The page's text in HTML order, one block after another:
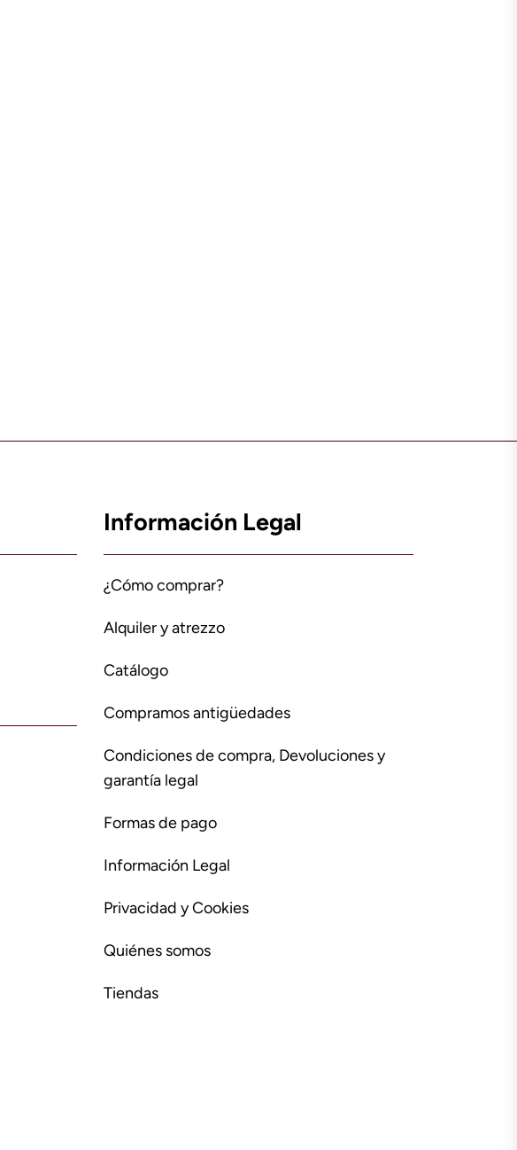
Información Legal
¿Cómo comprar?
Alquiler y atrezzo
Catálogo
Compramos antigüedades
Condiciones de compra, Devoluciones y
garantía legal
Formas de pago
Información Legal
Privacidad y Cookies
Quiénes somos
Tiendas